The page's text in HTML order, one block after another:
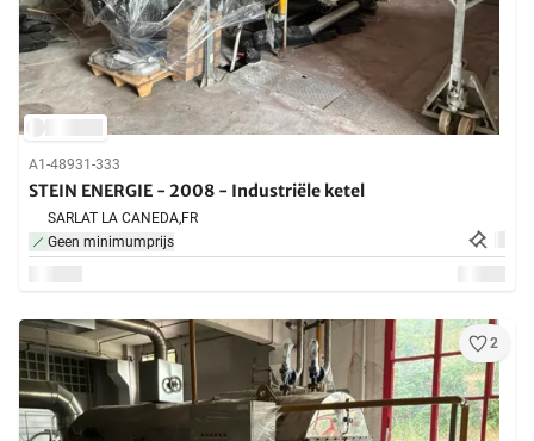
A1-48931-333
STEIN ENERGIE - 2008 - Industriële ketel
SARLAT LA CANEDA,FR
Geen minimumprijs
2